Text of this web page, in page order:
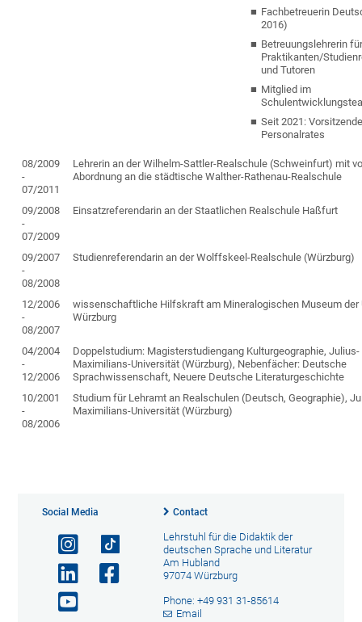
Fachbetreuerin
2016)
Betreuungslehrerin
Praktikanten/
und Tutoren
Mitglied im
Seit 2021:
Personalrates
08/2009
-
07/2011
Lehrerin an der Wilhelm-Sattler-Realschule (Schweinfurt) mit
Abordnung an die städtische Walther-Rathenau-Realschule
09/2008
-
07/2009
Einsatzreferendarin an der Staatlichen Realschule Haßfurt
09/2007
-
08/2008
Studienreferendarin an der Wolffskeel-Realschule (Würzburg)
12/2006
-
08/2007
wissenschaftliche Hilfskraft am Mineralogischen Museum der
Würzburg
04/2004
-
12/2006
Doppelstudium: Magisterstudiengang Kulturgeographie, Julius-
Maximilians-Universität (Würzburg), Nebenfächer: Deutsche
Sprachwissenschaft, Neuere Deutsche Literaturgeschichte
10/2001
-
08/2006
Studium für Lehramt an Realschulen (Deutsch, Geographie),
Maximilians-Universität (Würzburg)
Social Media Contact
Lehrstuhl für die Didaktik der
deutschen Sprache und Literatur
Am Hubland
97074 Würzburg
Phone: +49 931 31-85614
Email